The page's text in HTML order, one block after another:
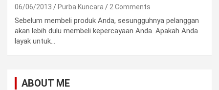
06/06/2013 Purba Kuncara 2 Comments
Sebelum membeli produk Anda, sesungguhnya pelanggan
akan lebih dulu membeli kepercayaan Anda. Apakah Anda
layak untuk…
ABOUT ME